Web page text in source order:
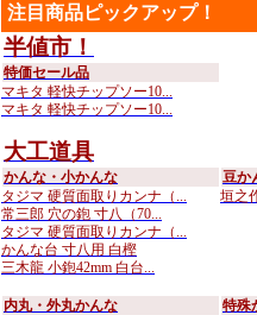
注目商品ピックアップ！
半値市！
特価セール品
マキタ 軽快チップソー10...
マキタ 軽快チップソー10...
大工道具
かんな・小かんな
タジマ 硬質面取りカンナ（...
常三郎 穴の鉋 寸八（70...
タジマ 硬質面取りカンナ（...
かんな台 寸八用 白樫
三木龍 小鉋42mm 白台...
豆か
垣之
内丸・外丸かんな
特殊